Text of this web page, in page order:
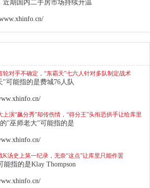
近期国内二手房市场持续升温
轮对手不确定，“东霸天”七六人针对多队制定战术
"可能指的是费城76人队
上演“飙分秀”却传伤情，“得分王”头衔恐拱手让给库里
"巫师老大"可能指的是
K汤史上第一纪录，无奈“这点”让库里只能作罢
能指的是Klay Thompson